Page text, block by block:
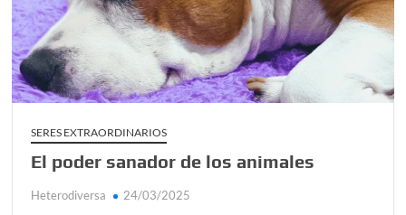
¿Conoces al rey del trópico? Seguro que sí
Día de Independencia 2026: de Patria Boba a Colombia
polarizada
generan las redes sociales
Denuncia por violencia sexual en Colombia: así avanza
Día del Orgullo LGBTQ+: una fecha que sigue defendiendo
SERES EXTRAORDINARIOS
El poder sanador de los animales
Heterodiversa 24/03/2025